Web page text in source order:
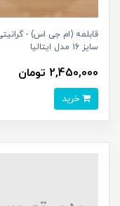
قابلمه (ام جی اس) -
سایز 16 مدل ایتالیا
2,450,000 تومان